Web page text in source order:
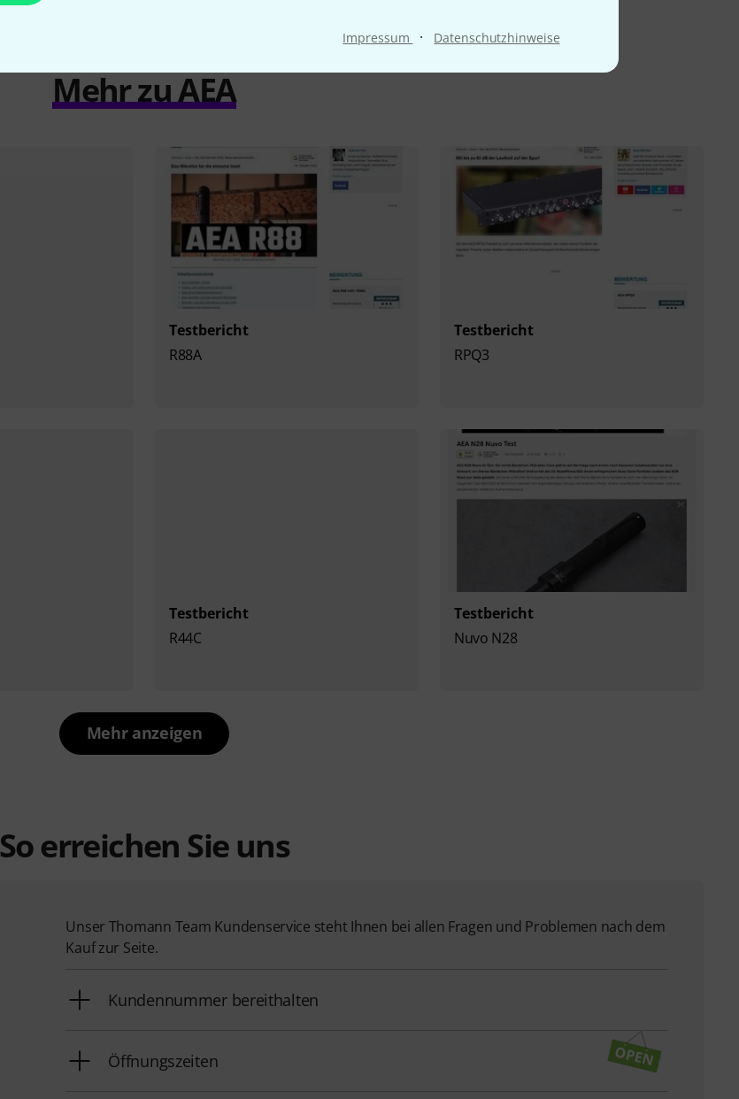
Impressum · Datenschutzhinweise
Mehr zu AEA
Testbericht
R88A
Testbericht
RPQ3
Testbericht
R44C
Testbericht
Nuvo N28
Mehr anzeigen
So erreichen Sie uns
Unser Thomann Team Kundenservice steht Ihnen bei allen Fragen und Problemen nach dem
Kauf zur Seite.
Kundennummer bereithalten
Öffnungszeiten